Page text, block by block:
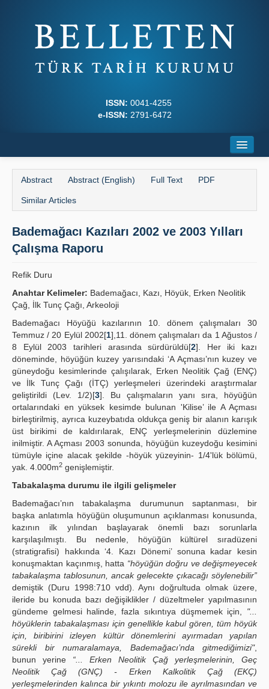
ISSN: 0041-4255
e-ISSN: 2791-6472
Journal Boards
Writing Rules
Guidelines
Contact Us
Abstract Abstract (English) Full Text PDF
Similar Articles
Bademağacı Kazıları 2002 ve 2003 Yılları
Çalışma Raporu
Refik Duru
Anahtar Kelimeler: Bademağacı, Kazı, Höyük, Erken Neolitik
Çağ, İlk Tunç Çağı, Arkeoloji
Bademağacı Höyüğü kazılarının 10. dönem çalışmaları 30
Temmuz / 20 Eylül 2002[1],11. dönem çalışmaları da 1 Ağustos /
8 Eylül 2003 tarihleri arasında sürdürüldü[2]. Her iki kazı
döneminde, höyüğün kuzey yarısındaki ‘A Açması’nın kuzey ve
güneydoğu kesimlerinde çalışılarak, Erken Neolitik Çağ (ENÇ)
ve İlk Tunç Çağı (İTÇ) yerleşmeleri üzerindeki araştırmalar
geliştirildi (Lev. 1/2)[3]. Bu çalışmaların yanı sıra, höyüğün
ortalarındaki en yüksek kesimde bulunan 'Kilise’ ile A Açması
birleştirilmiş, ayrıca kuzeybatıda oldukça geniş bir alanın karışık
üst birikimi de kaldırılarak, ENÇ yerleşmelerinin düzlemine
inilmiştir. A Açması 2003 sonunda, höyüğün kuzeydoğu kesimini
tümüyle içine alacak şekilde -höyük yüzeyinin- 1/4'lük bölümü,
yak. 4.000m2 genişlemiştir.
Tabakalaşma durumu ile ilgili gelişmeler
Bademağacı’nın tabakalaşma durumunun saptanması, bir
başka anlatımla höyüğün oluşumunun açıklanması konusunda,
kazının ilk yılından başlayarak önemli bazı sorunlarla
karşılaşılmıştı. Bu nedenle, höyüğün kültürel sıradüzeni
(stratigrafisi) hakkında ‘4. Kazı Dönemi’ sonuna kadar kesin
konuşmaktan kaçınmış, hatta “höyüğün doğru ve değişmeyecek
tabakalaşma tablosunun, ancak gelecekte çıkacağı söylenebilir”
demiştik (Duru 1998:710 vdd). Aynı doğrultuda olmak üzere,
ileride bu konuda bazı değişiklikler / düzeltmeler yapılmasının
gündeme gelmesi halinde, fazla sıkıntıya düşmemek için, "...
höyüklerin tabakalaşması için genellikle kabul gören, tüm höyük
için, biribirini izleyen kültür dönemlerini ayırmadan yapılan
sürekli bir numaralamaya, Bademağacı’nda gitmediğimizi",
bunun yerine “... Erken Neolitik Çağ yerleşmelerinin, Geç
Neolitik Çağ (GNÇ) - Erken Kalkolitik Çağ (EKÇ)
yerleşmelerinden kalınca bir yıkıntı molozu ile ayrılmasından ve